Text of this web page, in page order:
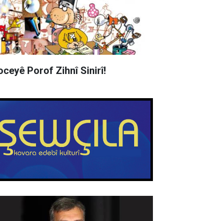
Porof Zihnî Sinirî!